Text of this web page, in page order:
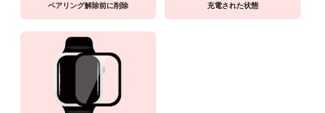
ペアリング解除前に削除
充電された状態